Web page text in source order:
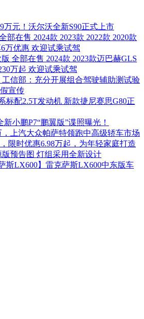
万元！沃尔沃全新S90正式上市
部在售 2024款 2023款 2022款 2020款
万优惠 欢迎试乘试驾
全部在售 2024款 2023款迈巴赫GLS
万起 欢迎试乘试驾
信部：充分开展组合驾驶辅助测试验
宣传
标配2.5T发动机 新款捷尼赛思G80正
小鹏P7“鹏翼版”谍照曝光！
上汽大众帕萨特领跑中高级轿车市场
限时优惠6.98万起，为年轻家庭打造
预告图 灯组采用全新设计
斯LX600】雷克萨斯LX600中东版车